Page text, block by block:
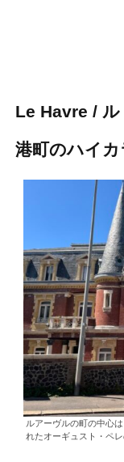
Le Havre /
港町のハイカ
ルアーヴルの町の中心
れたオーギュスト・ペ